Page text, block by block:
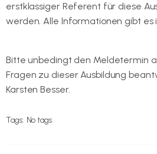
erstklassiger Referent für diese
werden. Alle Informationen gibt es
Bitte unbedingt den Meldetermin
Fragen zu dieser Ausbildung
Karsten Besser.
Tags: No tags